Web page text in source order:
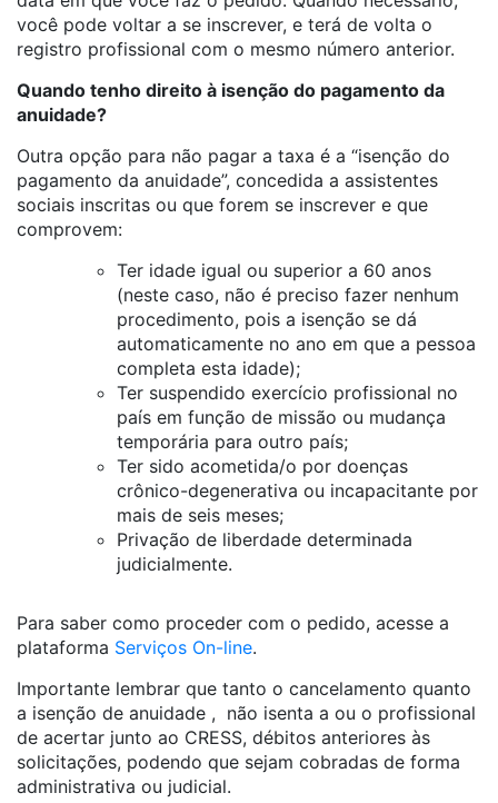
você pode voltar a se inscrever, e terá de volta o
registro profissional com o mesmo número anterior.
Quando tenho direito à isenção do pagamento da
anuidade?
Outra opção para não pagar a taxa é a “isenção do
pagamento da anuidade”, concedida a assistentes
sociais inscritas ou que forem se inscrever e que
comprovem:
Ter idade igual ou superior a 60 anos
(neste caso, não é preciso fazer nenhum
procedimento, pois a isenção se dá
automaticamente no ano em que a pessoa
completa esta idade);
Ter suspendido exercício profissional no
país em função de missão ou mudança
temporária para outro país;
Ter sido acometida/o por doenças
crônico-degenerativa ou incapacitante por
mais de seis meses;
Privação de liberdade determinada
judicialmente.
Para saber como proceder com o pedido, acesse a
plataforma Serviços On-line.
Importante lembrar que tanto o cancelamento quanto
a isenção de anuidade , não isenta a ou o profissional
de acertar junto ao CRESS, débitos anteriores às
solicitações, podendo que sejam cobradas de forma
administrativa ou judicial.